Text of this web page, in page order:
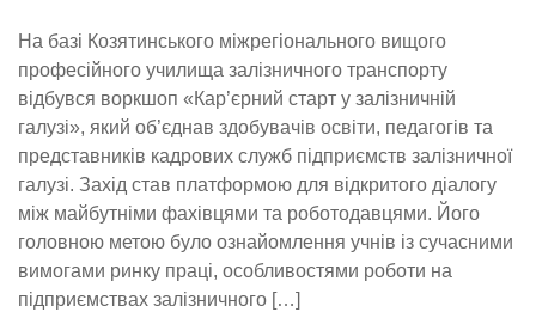
На базі Козятинського міжрегіонального вищого
професійного училища залізничного транспорту
відбувся воркшоп «Кар’єрний старт у залізничній
галузі», який об’єднав здобувачів освіти, педагогів та
представників кадрових служб підприємств залізничної
галузі. Захід став платформою для відкритого діалогу
між майбутніми фахівцями та роботодавцями. Його
головною метою було ознайомлення учнів із сучасними
вимогами ринку праці, особливостями роботи на
підприємствах залізничного […]